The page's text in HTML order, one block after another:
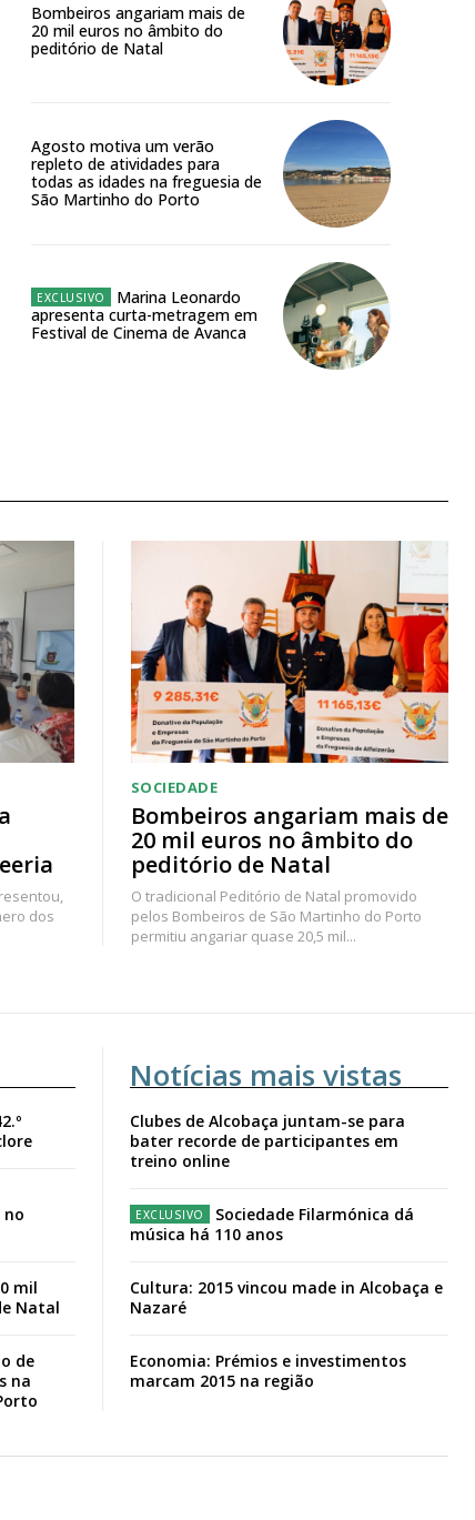
Bombeiros angariam mais de
20 mil euros no âmbito do
peditório de Natal
Agosto motiva um verão
repleto de atividades para
todas as idades na freguesia de
São Martinho do Porto
Marina Leonardo
apresenta curta-metragem em
Festival de Cinema de Avanca
dos
SOCIEDADE
Bombeiros angariam mais de
20 mil euros no âmbito do
peditório de Natal
O tradicional Peditório de Natal promovido
pelos Bombeiros de São Martinho do Porto
permitiu angariar quase 20,5 mil...
no
mil
Natal
de
na
Notícias mais vistas
Clubes de Alcobaça juntam-se para
bater recorde de participantes em
treino online
Sociedade Filarmónica dá
música há 110 anos
Cultura: 2015 vincou made in Alcobaça e
Nazaré
Economia: Prémios e investimentos
marcam 2015 na região